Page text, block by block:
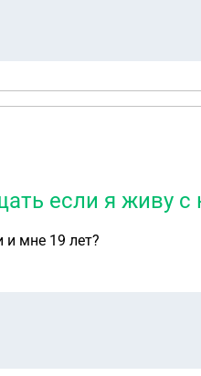
если я живу с
мне 19 лет?